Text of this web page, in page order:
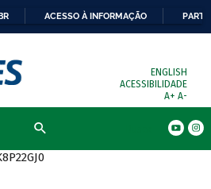
ACESSO À INFORMAÇÃO
ENGLISH
ACESSIBILIDADE
A+ A-